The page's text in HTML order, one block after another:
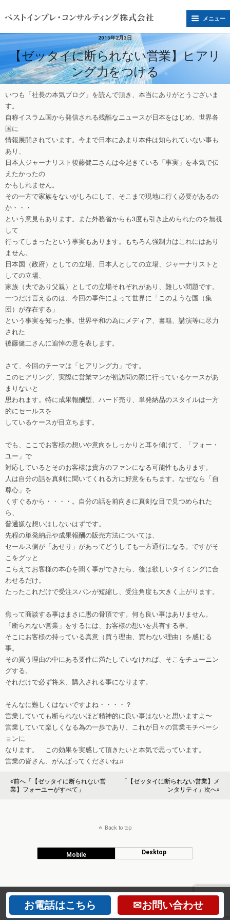
メニュー
2015年2月3日
【ゼッタイに断られない営業】ヒアリ
ング力をつける
いつも「社長の本気ブログ」を読んで頂き、本当にありがとうございま
す。
自称イスラム国から発信される残酷なニュースが日本をはじめ、世界各
国に
情報展開されています。今まで日本にあまり本件は知られていない事も
あり、
日本人ジャーナリスト後藤健二さんは今起きている「事実」を本気で伝
えたかったの
かもしれません。
その一方で家族をないがしろにして、そこまで現地に行く必要があるの
か・・・
という意見もあります。また外務省からも3度も引き止められたのを無視
して
行ってしまったという事実もあります。もちろん強制力はこれにはあり
ません。
日本国（政府）としての立場、日本人としての立場、ジャーナリストと
しての立場、
家族（夫であり父親）としての立場それぞれがあり、難しい問題です。
一つだけ言えるのは、今回の事件によって世界に「このような国（集
団）が存在する」
という事実を知った事。世界平和の為にメディア、書籍、講演等に尽力
された
後藤健二さんに追悼の意を表します。
さて、今回のテーマは「ヒアリング力」です。
このヒアリング、実際に営業マンが初訪問の際に行っているケースがあ
まりないと
思われます。特に成果報酬型、ハード売り、単発納品のスタイルは一方
的にセールスを
しているケースが目立ちます。
でも、ここでお客様の想いや意向をしっかりと耳を傾けて、「フォー・
ユー」で
対応しているとそのお客様は貴方のファンになる可能性もあります。
人は自分の話を真剣に聞いてくれる方に好意をもちます。なぜなら「自
尊心」を
くすぐるから・・・・。自分の話を前向きに真剣な目で見つめられた
ら、
普通嫌な想いはしないはずです。
先程の単発納品や成果報酬の販売方法については、
セールス側が「あせり」があってどうしても一方通行になる。ですがそ
こをグッと
こらえてお客様の本心を聞く事ができたら、後は欲しいタイミングに合
わせるだけ。
たったこれだけで受注スパンが短縮し、受注角度も大きく上がります。
焦って商談する事はまさに愚の骨頂です。何も良い事はありません。
「断られない営業」をするには、お客様の想いを共有する事。
そこにお客様の持っている真意（買う理由、買わない理由）を感じる
事。
その買う理由の中にある要件に満たしていなければ、そこをチューニン
グする。
それだけで必ず将来、購入される事になります。
そんなに難しくはないですよね・・・・？
営業していても断られないほど精神的に良い事はないと思いますよ〜
営業していて楽しくなる為の一歩であり、これが日々の営業モチベーシ
ョンに
なります。 この効果を実感して頂きたいと本気で思っています。
営業の皆さん、がんばってくださいね♫
«前へ「【ゼッタイに断られない営
業】フォーユーがすべて」
「【ゼッタイに断られない営業】メ
ンタリティ」次へ»
お電話はこちら ✉お問い合わせ
Back to top
Mobile Desktop